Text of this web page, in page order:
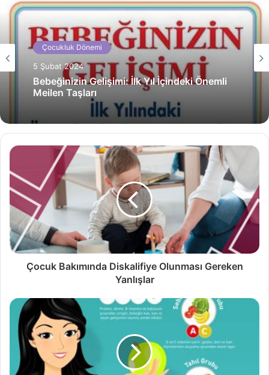
Çocukluk Dönemi
5 Şubat 2024
Bebeğinizin Gelişimi: İlk Yıl İçindeki Önemli
Meilen Taşları
Çocuk Bakımında Diskalifiye Olunması Gereken
Yanlışlar